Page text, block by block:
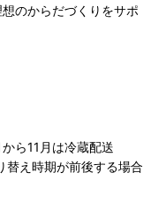
のからだづくりをサポ
ら11月は冷蔵配送
替え時期が前後する場合